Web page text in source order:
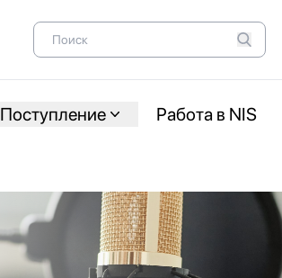
Поступление Работа в NIS